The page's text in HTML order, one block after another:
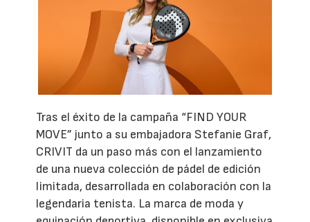
Tras el éxito de la campaña “FIND YOUR
MOVE” junto a su embajadora Stefanie Graf,
CRIVIT da un paso más con el lanzamiento
de una nueva colección de pádel de edición
limitada, desarrollada en colaboración con la
legendaria tenista. La marca de moda y